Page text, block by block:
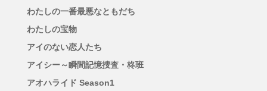
わたしの一番最悪なともだち
わたしの宝物
アイのない恋人たち
アイシー～瞬間記憶捜査・柊班
アオハライド Season1